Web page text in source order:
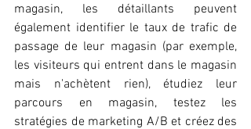
magasin, les détaillants peuvent
également identifier le taux de trafic de
passage de leur magasin (par exemple,
les visiteurs qui entrent dans le magasin
mais n'achètent rien), étudiez leur
parcours en magasin, testez les
stratégies de marketing A/B et créez des